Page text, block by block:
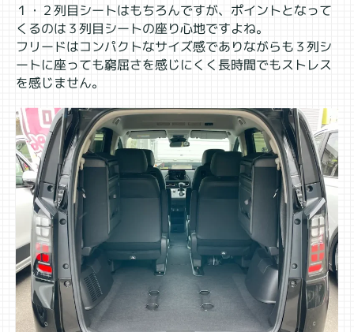
１・２列目シートはもちろんですが、ポイントとなって
くるのは３列目シートの座り心地ですよね。
フリードはコンパクトなサイズ感でありながらも３列シ
ートに座っても窮屈さを感じにくく長時間でもストレス
を感じません。